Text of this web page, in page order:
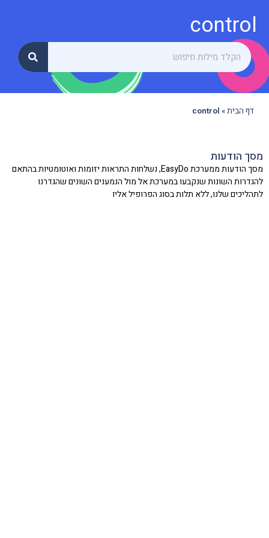
control
דף הבית»
control
מסך הודעות
מסך הודעות ממערכת EasyDo, נשלחות התראות יזומות ואוטומטיות בהתאם
להגדרות השונות שנקבעו במערכת אל מול הנמענים השונים שהגדרנו
לתהליכים שלנו, ללא תלות בסוג הפרופיל אליו